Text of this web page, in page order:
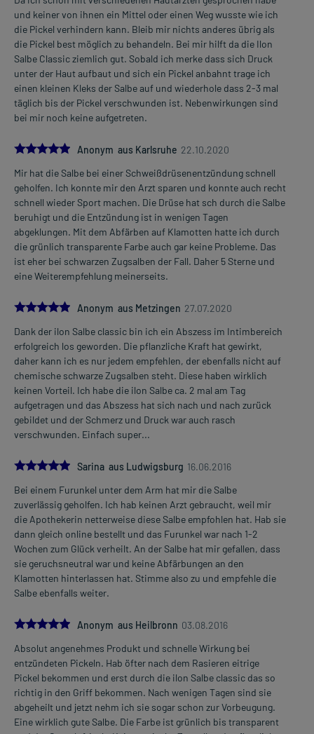
Erkenntnissen abgeraten. Eventuell ist ein Abstillen in Erwägung
zu ziehen.
Ist Ihnen das Arzneimittel trotz einer Gegenanzeige verordnet
worden, sprechen Sie mit Ihrem Arzt oder Apotheker. Der
therapeutische Nutzen kann höher sein, als das Risiko, das die
Anwendung bei einer Gegenanzeige in sich birgt.
Welche unerwünschten Wirkungen können auftreten?
- Überempfindlichkeit
Bemerken Sie eine Befindlichkeitsstörung oder Veränderung
während der Behandlung, wenden Sie sich an Ihren Arzt oder
Apotheker.
Für die Information an dieser Stelle werden vor allem
Nebenwirkungen berücksichtigt, die bei mindestens einem von
1.000 behandelten Patienten auftreten.
Zusammensetzung:
WirkstoffLärchen-Terpentin
54 mg
Terpentinöl, gereinigtes
Wirkstoff
Eucalyptusöl
12 mg
HilfsstoffVaselin, weißes
+
HilfsstoffWachs, gelbes
HilfsstoffÖlsäure
+
Hilfsstoff Rosmarinöl
+
Thymianöl
Hilfsstoff Thymol
Hilfsstoff Butylhydroxytoluol
+
HilfsstoffChlorophyll-Kupfer-Komplex+
Wirkungsweise:
Langjährige Erfahrung hat gezeigt, dass das Arzneimittel bei
bestimmten Beschwerden helfen kann. Wie die einzelnen
Inhaltsstoffe wirken, konnte bislang in wissenschaftlichen Studien
nicht nachgewiesen werden.
Wichtige Hinweise:
Was sollten Sie beachten?
und keiner von ihnen ein Mittel oder einen Weg wusste wie ich
die Pickel verhindern kann. Bleib mir nichts anderes übrig als
die Pickel best möglich zu behandeln. Bei mir hilft da die Ilon
Salbe Classic ziemlich gut. Sobald ich merke dass sich Druck
unter der Haut aufbaut und sich ein Pickel anbahnt trage ich
einen kleinen Kleks der Salbe auf und wiederhole dass 2-3 mal
täglich bis der Pickel verschwunden ist. Nebenwirkungen sind
bei mir noch keine aufgetreten.
5.0Anonym aus Karlsruhe 22.10.2020
Mir hat die Salbe bei einer Schweißdrüsenentzündung schnell
geholfen. Ich konnte mir den Arzt sparen und konnte auch recht
schnell wieder Sport machen. Die Drüse hat sch durch die Salbe
beruhigt und die Entzündung ist in wenigen Tagen
abgeklungen. Mit dem Abfärben auf Klamotten hatte ich durch
die grünlich transparente Farbe auch gar keine Probleme. Das
ist eher bei schwarzen Zugsalben der Fall. Daher 5 Sterne und
eine Weiterempfehlung meinerseits.
5.0Anonym aus Metzingen 27.07.2020
Dank der ilon Salbe classic bin ich ein Abszess im Intimbereich
erfolgreich los geworden. Die pflanzliche Kraft hat gewirkt,
daher kann ich es nur jedem empfehlen, der ebenfalls nicht auf
chemische schwarze Zugsalben steht. Diese haben wirklich
keinen Vorteil. Ich habe die ilon Salbe ca. 2 mal am Tag
aufgetragen und das Abszess hat sich nach und nach zurück
gebildet und der Schmerz und Druck war auch rasch
verschwunden. Einfach super...
5.0
Sarina aus Ludwigsburg 16.06.2016
Bei einem Furunkel unter dem Arm hat mir die Salbe
zuverlässig geholfen. Ich hab keinen Arzt gebraucht, weil mir
die Apothekerin netterweise diese Salbe empfohlen hat. Hab sie
dann gleich online bestellt und das Furunkel war nach 1-2
Wochen zum Glück verheilt. An der Salbe hat mir gefallen, dass
sie geruchsneutral war und keine Abfärbungen an den
Klamotten hinterlassen hat. Stimme also zu und empfehle die
Salbe ebenfalls weiter.
5.0Anonym aus Heilbronn 03.08.2016
Absolut angenehmes Produkt und schnelle Wirkung bei
entzündeten Pickeln. Hab öfter nach dem Rasieren eitrige
Pickel bekommen und erst durch die ilon Salbe classic das so
richtig in den Griff bekommen. Nach wenigen Tagen sind sie
abgeheilt und jetzt nehm ich sie sogar schon zur Vorbeugung.
Eine wirklich gute Salbe. Die Farbe ist grünlich bis transparent